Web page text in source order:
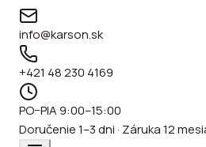
info@karson.sk
+421 48 230 4169
PO–PIA 9:00–15:00
Doručenie 1–3 dni · Záruka 12